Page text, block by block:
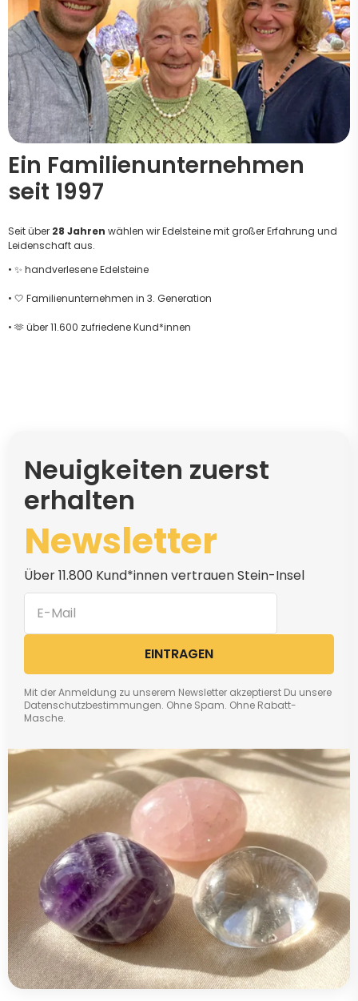
Ein Familienunternehmen
seit 1997
Seit über 28 Jahren wählen wir Edelsteine mit großer Erfahrung und
Leidenschaft aus.
• ✨ handverlesene Edelsteine
• 🤍 Familienunternehmen in 3. Generation
• 🫶 über 11.600 zufriedene Kund*innen
Neuigkeiten zuerst
erhalten
Newsletter
Über 11.800 Kund*innen vertrauen Stein-Insel
EINTRAGEN
Mit der Anmeldung zu unserem Newsletter akzeptierst Du unsere
Datenschutzbestimmungen. Ohne Spam. Ohne Rabatt-
Masche.